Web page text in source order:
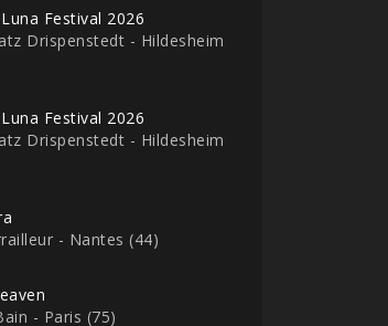
Festival 2026
Drispenstedt - Hildesheim
Festival 2026
Drispenstedt - Hildesheim
- Nantes (44)
- Paris (75)